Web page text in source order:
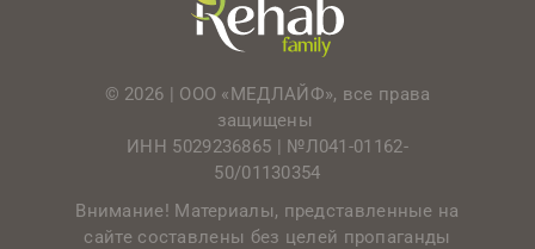
© 2026 | ООО «МЕДЛАЙФ», все права
защищены
ИНН 5029236865 | №Л041-01162-
50/01130354
Внимание! Материалы, представленные на
сайте составлены без целей пропаганды